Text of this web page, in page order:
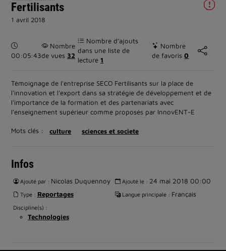
Fertilisants
1 avril 2018
Durée :
00:05:43
Nombre
de vues 32
Nombre d’ajouts
dans une liste de
lecture1
Nombre
de favoris0
Témoignage de l'entreprise SECO Fertilisants sur la place de
l'innovation et l'export dans sa stratégie de développement et de
l'importance de la formation et des partenariats avec
l'enseignement supérieur comme proposés par InnovENT-E
Mots clés : culture sciences et societe
Infos
Ajouté par : Nicolas Duquennoy Ajouté le : 24 mai 2018 00:00
Type : Reportages Langue principale : Français
Discipline(s) :
Technologies